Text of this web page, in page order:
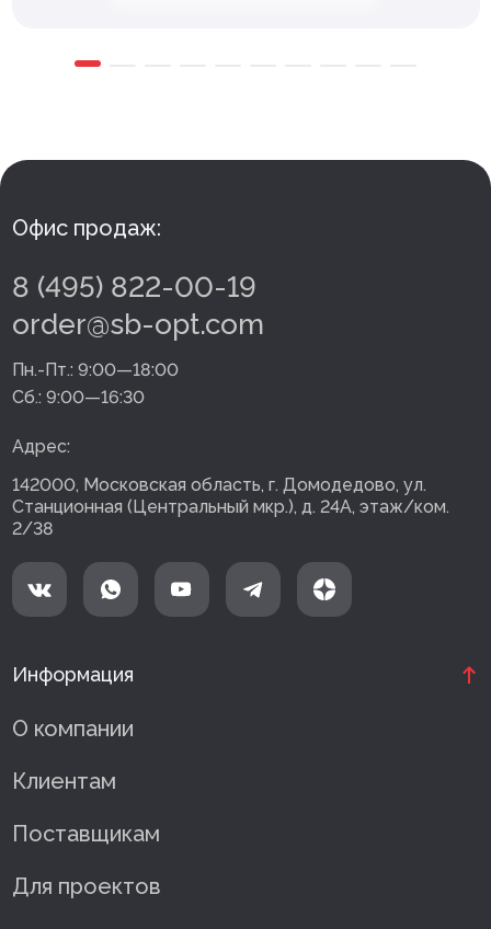
Офис продаж:
8 (495) 822-00-19
order@sb-opt.com
Пн.-Пт.: 9:00—18:00
Сб.: 9:00—16:30
Адрес:
142000, Московская область, г. Домодедово, ул.
Станционная (Центральный мкр.), д. 24А, этаж/ком.
2/38
Информация
О компании
Клиентам
Поставщикам
Для проектов